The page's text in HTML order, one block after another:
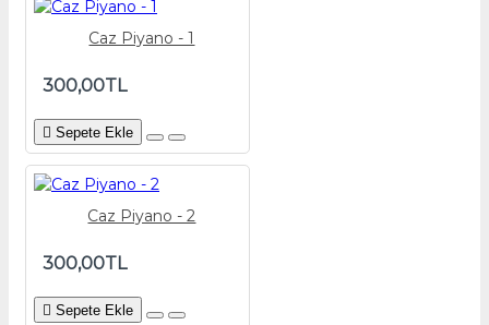
Caz Piyano - 1
300,00TL
Sepete Ekle
Caz Piyano - 2
300,00TL
Sepete Ekle